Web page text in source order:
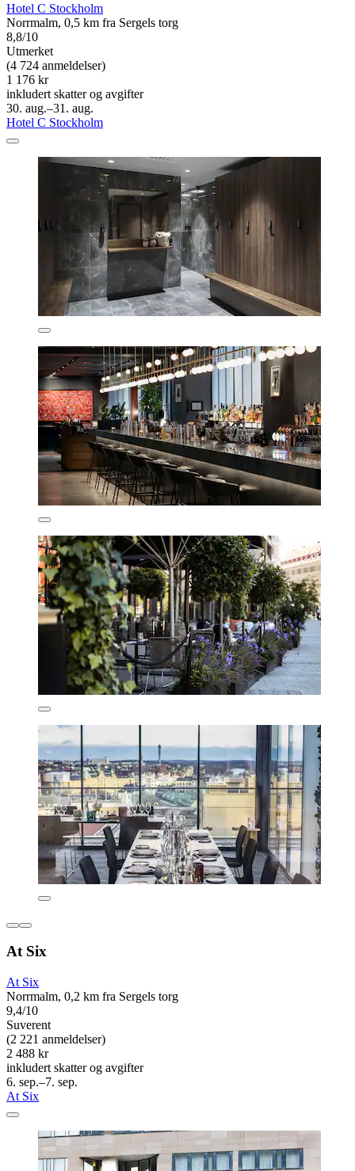
Hotel C Stockholm
Norrmalm, 0,5 km fra Sergels torg
8,8/10
Utmerket
(4 724 anmeldelser)
1 176 kr
inkludert skatter og avgifter
30. aug.–31. aug.
Hotel C Stockholm
At Six
At Six
Norrmalm, 0,2 km fra Sergels torg
9,4/10
Suverent
(2 221 anmeldelser)
2 488 kr
inkludert skatter og avgifter
6. sep.–7. sep.
At Six